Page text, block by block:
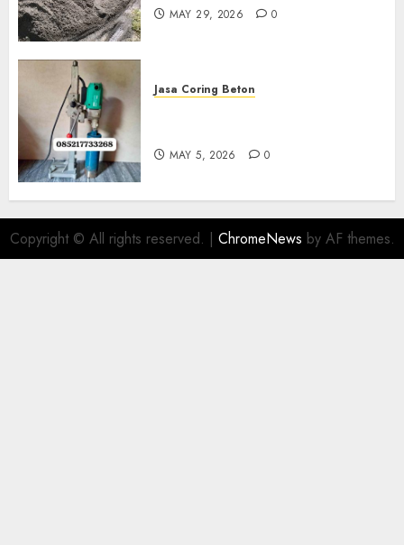
MAY 29, 2026 0
Jasa Coring Beton
MAY 5, 2026 0
Copyright © All rights reserved. | ChromeNews by AF themes.